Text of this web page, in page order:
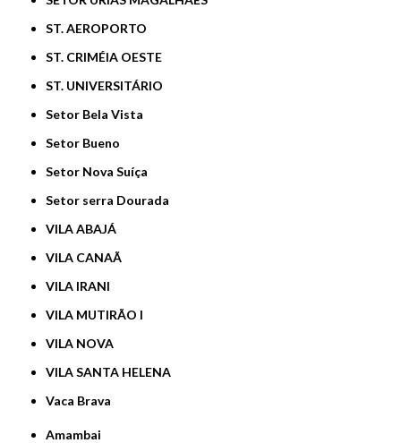
ST. AEROPORTO
ST. CRIMÉIA OESTE
ST. UNIVERSITÁRIO
Setor Bela Vista
Setor Bueno
Setor Nova Suíça
Setor serra Dourada
VILA ABAJÁ
VILA CANAÃ
VILA IRANI
VILA MUTIRÃO I
VILA NOVA
VILA SANTA HELENA
Vaca Brava
Amambai